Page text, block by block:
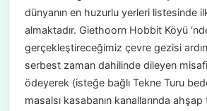
dünyanın en huzurlu yerleri listesinde
almaktadır. Giethoorn Hobbit Köyü
gerçekleştireceğimiz çevre gezisi
serbest zaman dahilinde dileyen
ödeyerek (isteğe bağlı Tekne Turu
masalsı kasabanın kanallarında